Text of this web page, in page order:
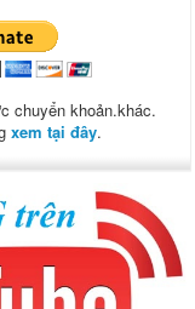
chuyển khoản.khác.
xem tại đây.